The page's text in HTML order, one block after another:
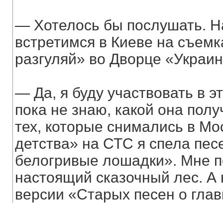
— Хотелось бы послушать.
встретимся в Киеве на
разгуляй» во Дворце
— Да, я буду участвовать в
пока не знаю, какой она
тех, которые снимались в
детства» на СТС я спела
белогривые лошадки». Мне
настоящий сказочный лес.
версии «Старых песен о